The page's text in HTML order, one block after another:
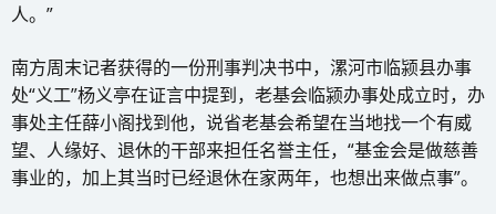
人。”
南方周末记者获得的一份刑事判决书中，漯河市临颍县办事
处“义工”杨义亭在证言中提到，老基会临颍办事处成立时，办
事处主任薛小阁找到他，说省老基会希望在当地找一个有威
望、人缘好、退休的干部来担任名誉主任，“基金会是做慈善
事业的，加上其当时已经退休在家两年，也想出来做点事”。